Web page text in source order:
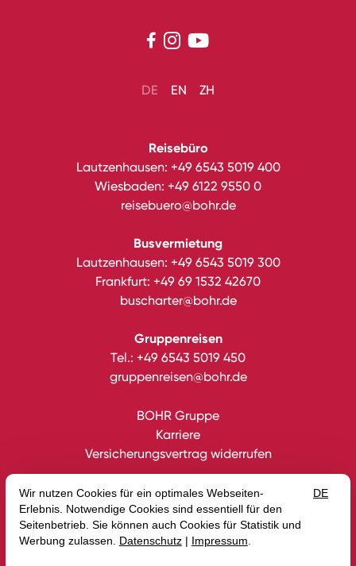
  
DE EN ZH
Reisebüro
Lautzenhausen: +49 6543 5019 400
Wiesbaden: +49 6122 9550 0
reisebuero@bohr.de
Busvermietung
Lautzenhausen: +49 6543 5019 300
Frankfurt: +49 69 1532 42670
buscharter@bohr.de
Gruppenreisen
Tel.: +49 6543 5019 450
gruppenreisen@bohr.de
BOHR Gruppe
Karriere
Versicherungsvertrag widerrufen
DatenschutzImpressumGutscheineAGB
Erklärung zur BarrierefreiheitMediaBlog